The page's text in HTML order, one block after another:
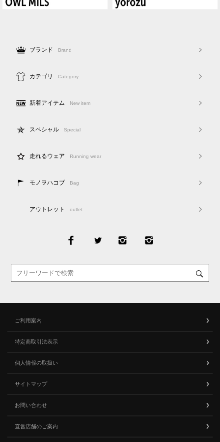
ブランド Brand
カテゴリ Category
新着アイテム New item
スペシャル Special
走れるウェア Running wear
モノヲハコブ Bag
アウトレット outlet
ご利用案内
特定商取引法表示
個人情報の取扱い
サイトマップ
お問い合わせ
直営店舗のご案内